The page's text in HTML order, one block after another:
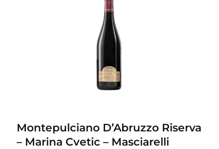
Montepulciano D’Abruzzo Riserva
– Marina Cvetic – Masciarelli